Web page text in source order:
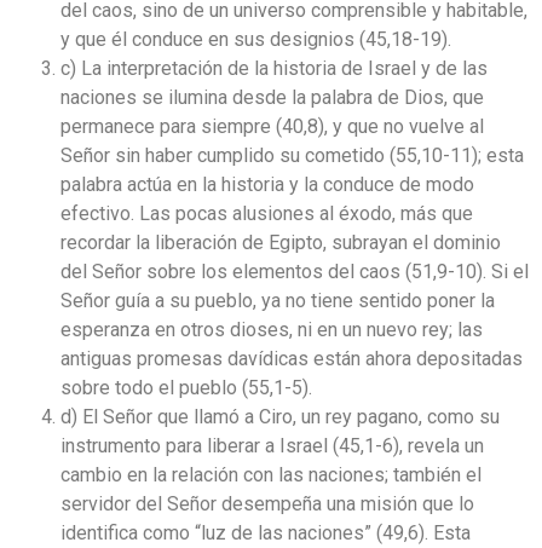
del caos, sino de un universo comprensible y habitable,
y que él conduce en sus designios (45,18-19).
c) La interpretación de la historia de Israel y de las
naciones se ilumina desde la palabra de Dios, que
permanece para siempre (40,8), y que no vuelve al
Señor sin haber cumplido su cometido (55,10-11); esta
palabra actúa en la historia y la conduce de modo
efectivo. Las pocas alusiones al éxodo, más que
recordar la liberación de Egipto, subrayan el dominio
del Señor sobre los elementos del caos (51,9-10). Si el
Señor guía a su pueblo, ya no tiene sentido poner la
esperanza en otros dioses, ni en un nuevo rey; las
antiguas promesas davídicas están ahora depositadas
sobre todo el pueblo (55,1-5).
d) El Señor que llamó a Ciro, un rey pagano, como su
instrumento para liberar a Israel (45,1-6), revela un
cambio en la relación con las naciones; también el
servidor del Señor desempeña una misión que lo
identifica como “luz de las naciones” (49,6). Esta